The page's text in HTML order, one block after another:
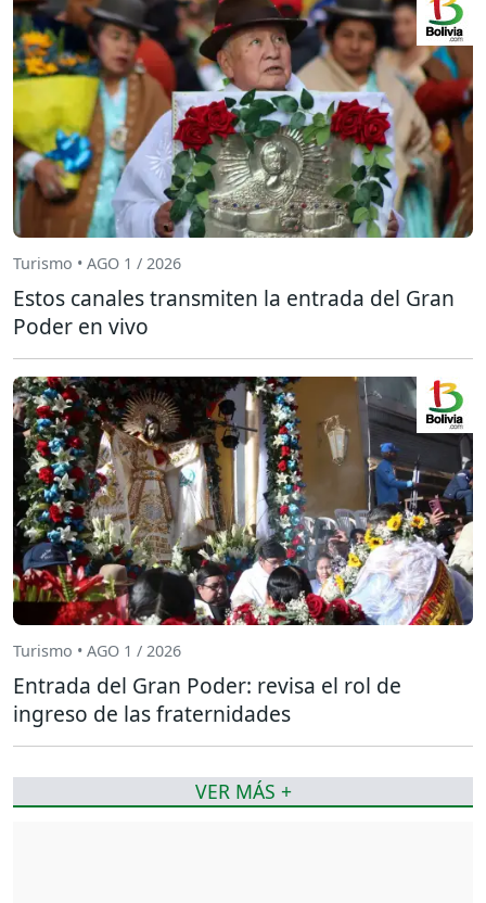
Turismo • AGO 1 / 2026
Estos canales transmiten la entrada del Gran
Poder en vivo
Turismo • AGO 1 / 2026
Entrada del Gran Poder: revisa el rol de
ingreso de las fraternidades
VER MÁS +